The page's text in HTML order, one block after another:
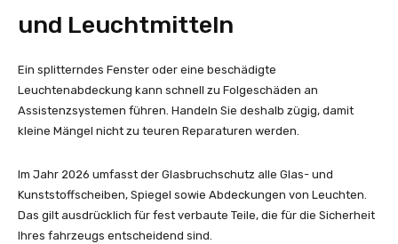
und Leuchtmitteln
Ein splitterndes Fenster oder eine beschädigte
Leuchtenabdeckung kann schnell zu Folgeschäden an
Assistenzsystemen führen. Handeln Sie deshalb zügig, damit
kleine Mängel nicht zu teuren Reparaturen werden.
Im Jahr 2026 umfasst der Glasbruchschutz alle Glas- und
Kunststoffscheiben, Spiegel sowie Abdeckungen von Leuchten.
Das gilt ausdrücklich für fest verbaute Teile, die für die Sicherheit
Ihres fahrzeugs entscheidend sind.